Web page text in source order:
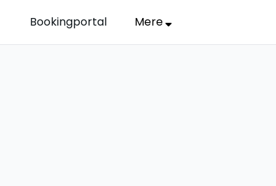
Bookingportal Mere